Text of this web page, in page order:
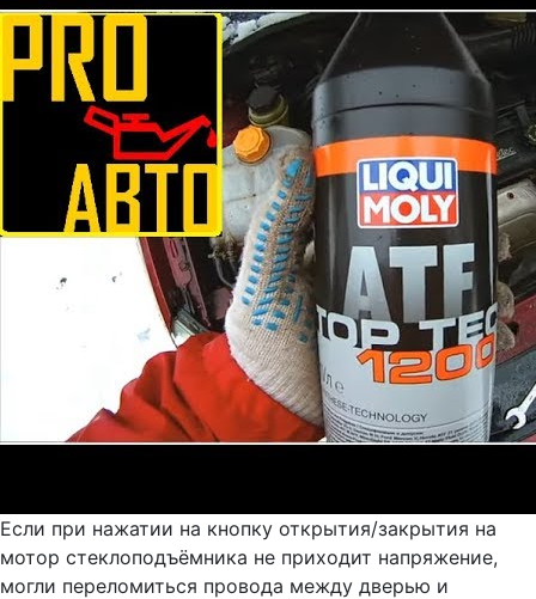
Если при нажатии на кнопку открытия/закрытия на
мотор стеклоподъёмника не приходит напряжение,
могли переломиться провода между дверью и